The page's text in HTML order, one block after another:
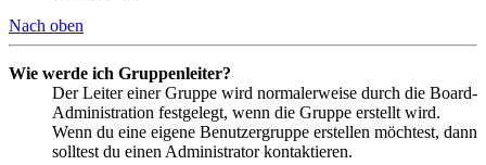
Nach oben
Wie werde ich Gruppenleiter?
Der Leiter einer Gruppe wird normalerweise durch die Board-
Administration festgelegt, wenn die Gruppe erstellt wird.
Wenn du eine eigene Benutzergruppe erstellen möchtest, dann
solltest du einen Administrator kontaktieren.